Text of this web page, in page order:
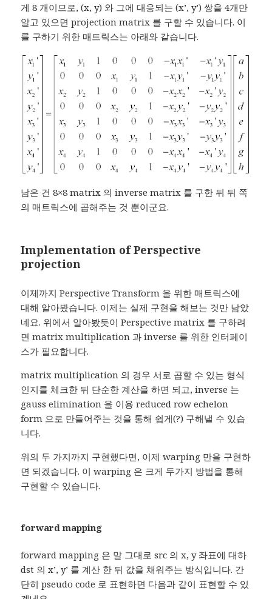
게 8 개이므로, (x, y) 와 그에 대응되는 (x’, y’) 쌍을 4개만
알고 있으면 projection matrix 를 구할 수 있습니다. 이
를 구하기 위한 매트릭스는 아래와 같습니다.
남은 건 8×8 matrix 의 inverse matrix 를 구한 뒤 뒤 쪽
의 매트릭스에 곱해주는 것 뿐이군요.
Implementation of Perspective
projection
이제까지 Perspective Transform 을 위한 매트릭스에
대해 알아봤습니다. 이제는 실제 구현을 해보는 것만 남았
네요. 위에서 알아봤듯이 Perspective matrix 를 구하려
면 matrix multiplication 과 inverse 를 위한 인터페이
스가 필요합니다.
matrix multiplication 의 경우 서로 곱할 수 있는 형식
인지를 체크한 뒤 단순한 계산을 하면 되고, inverse 는
gauss elimination 을 이용 reduced row echelon
form 으로 만들어주는 것을 통해 쉽게(?) 구해낼 수 있습
니다.
위의 두 가지까지 구현했다면, 이제 warping 만을 구현하
면 되겠습니다. 이 warping 은 크게 두가지 방법을 통해
구현할 수 있습니다.
forward mapping
forward mapping 은 말 그대로 src 의 x, y 좌표에 대하
dst 의 x’, y’ 를 계산 한 뒤 값을 채워주는 방식입니다. 간
단히 pseudo code 로 표현하면 다음과 같이 표현할 수 있